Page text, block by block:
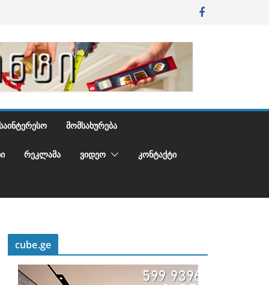
ᲡᲐᲘᲜᲢᲔᲠᲔᲡᲝ ᲛᲝᲛᲡᲐᲮᲣᲠᲔᲑᲐ
ᲠᲔᲙᲚᲐᲛᲐ ᲕᲘᲓᲔᲝ ᲙᲝᲜᲢᲐᲥᲢᲘ
cube.ge